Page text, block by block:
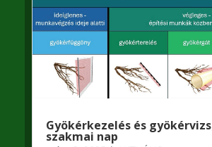
Gyökérkezelés és
szakmai nap